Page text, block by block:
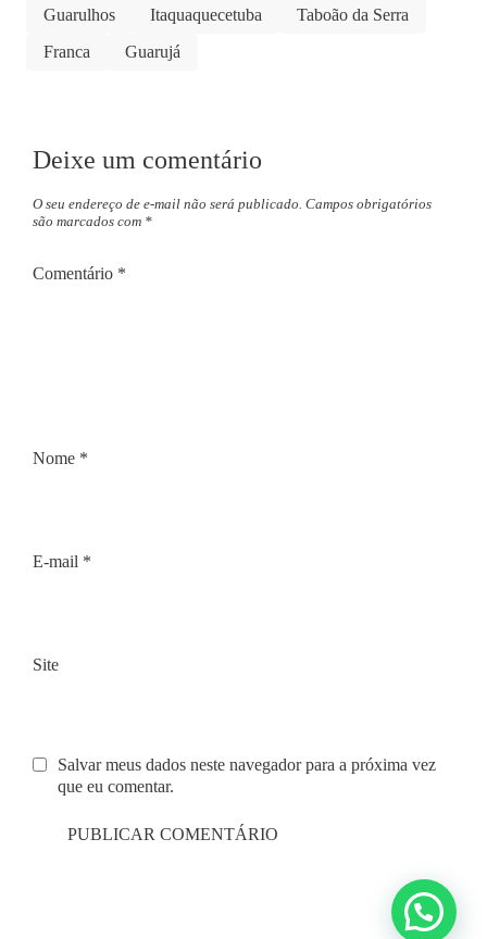
Guarulhos
Itaquaquecetuba
Taboão da Serra
Franca
Guarujá
Deixe um comentário
O seu endereço de e-mail não será publicado. Campos obrigatórios
são marcados com *
Comentário *
Nome *
E-mail *
Site
Salvar meus dados neste navegador para a próxima vez
que eu comentar.